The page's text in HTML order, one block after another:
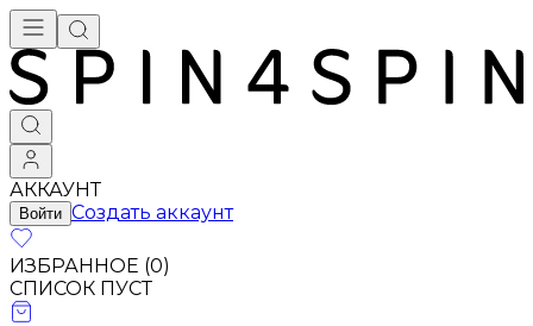
АККАУНТ
Войти Создать аккаунт
ИЗБРАННОЕ (0)
СПИСОК ПУСТ